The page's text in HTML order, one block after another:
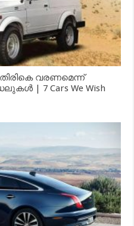
വരണമെന്ന്
| 7 Cars We Wish